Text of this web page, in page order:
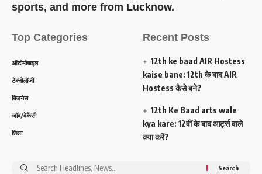
sports, and more from Lucknow.
Top Categories
ऑटोमोबाइल
टेक्नोलॉजी
बिजनेस
जॉब/वेकैंसी
शिक्षा
Recent Posts
12th ke baad AIR Hostess
kaise bane: 12th के बाद AIR
Hostess कैसे बने?
12th Ke Baad arts wale
kya kare: 12वीं के बाद आर्ट्स वाले
क्या करें?
Search